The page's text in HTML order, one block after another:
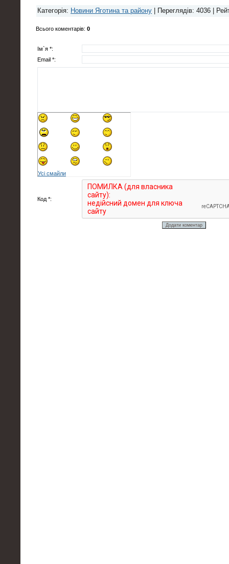
Категорія: Новини Яготина та району Переглядів: 4036 |
Всього коментарів: 0
Ім`я *:
Email *:
Усі смайли
Код *: